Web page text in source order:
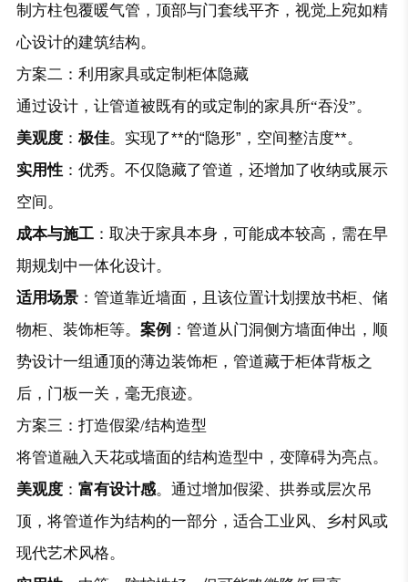
制方柱包覆暖气管，顶部与门套线平齐，视觉上宛如精
心设计的建筑结构。
方案二：利用家具或定制柜体隐藏
通过设计，让管道被既有的或定制的家具所“吞没”。
美观度： 极佳。实现了**的“隐形”，空间整洁度**。
实用性：优秀。不仅隐藏了管道，还增加了收纳或展示
空间。
成本与施工：取决于家具本身，可能成本较高，需在早
期规划中一体化设计。
适用场景：管道靠近墙面，且该位置计划摆放书柜、储
物柜、装饰柜等。 案例 ：管道从门洞侧方墙面伸出，顺
势设计一组通顶的薄边装饰柜，管道藏于柜体背板之
后，门板一关，毫无痕迹。
方案三：打造假梁/结构造型
将管道融入天花或墙面的结构造型中，变障碍为亮点。
美观度： 富有设计感。通过增加假梁、拱券或层次吊
顶，将管道作为结构的一部分，适合工业风、乡村风或
现代艺术风格。